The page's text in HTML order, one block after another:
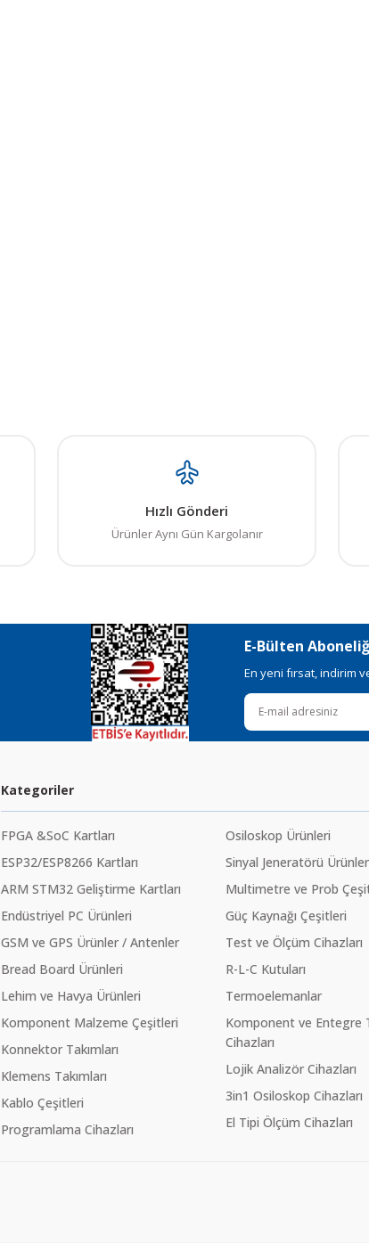
Hızlı Gönderi
Ürünler Aynı Gün Kargolanır
E-Bülten
En yeni fırsat, indirim
Kategoriler
FPGA &SoC Kartları
ESP32/ESP8266 Kartları
ARM STM32 Geliştirme Kartları
Endüstriyel PC Ürünleri
GSM ve GPS Ürünler / Antenler
Bread Board Ürünleri
Lehim ve Havya Ürünleri
Komponent Malzeme Çeşitleri
Konnektor Takımları
Klemens Takımları
Kablo Çeşitleri
Programlama Cihazları
Osiloskop Ürünleri
Sinyal Jeneratörü
Multimetre ve Prob
Güç Kaynağı Çeşitleri
Test ve Ölçüm Cihazları
R-L-C Kutuları
Termoelemanlar
Komponent ve Entegre
Cihazları
Lojik Analizör Cihazları
3in1 Osiloskop Cihazları
El Tipi Ölçüm Cihazları